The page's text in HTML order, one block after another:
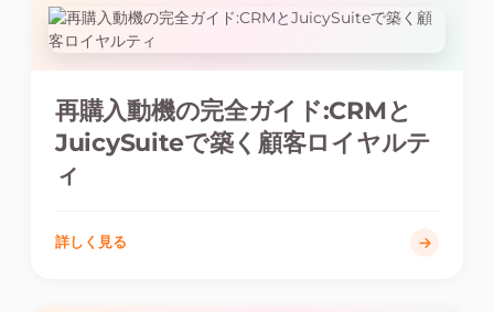
再購入動機の完全ガイド:CRMと
JuicySuiteで築く顧客ロイヤルテ
ィ
詳しく見る